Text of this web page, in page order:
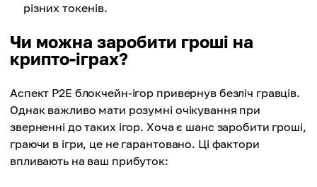
різних токенів.
Чи можна заробити гроші на
крипто-іграх?
Аспект P2E блокчейн-ігор привернув безліч гравців.
Однак важливо мати розумні очікування при
зверненні до таких ігор. Хоча є шанс заробити гроші,
граючи в ігри, це не гарантовано. Ці фактори
впливають на ваш прибуток: